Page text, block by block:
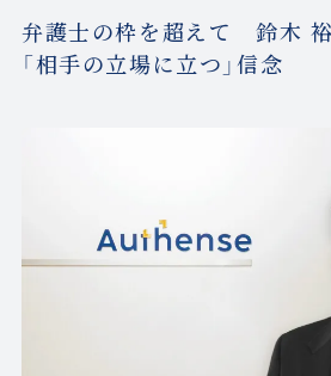
弁護士の枠を超えて 鈴木
「相手の立場に立つ」信念